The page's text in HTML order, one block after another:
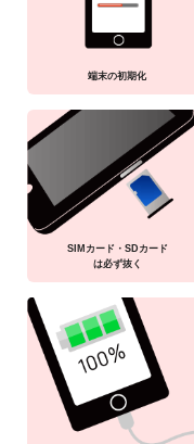
端末の初期化
SIMカード・SDカード
は必ず抜く